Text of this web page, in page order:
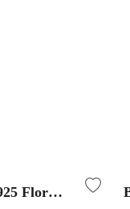
Flor